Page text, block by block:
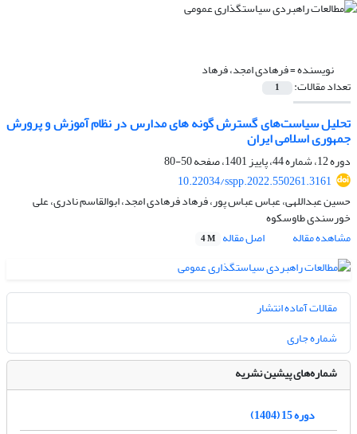
نویسنده =فرهادی امجد، فرهاد
تعداد مقالات: 1
تحلیل سیاست‌های‌ گسترش گونه های مدارس در نظام آموزش و پرورش
جمهوری اسلامی ایران
دوره 12، شماره 44، پاییز 1401، صفحه
50-80
10.22034/sspp.2022.550261.3161
حسین عبداللهی، عباس عباس پور، فرهاد فرهادی امجد، ابوالقاسم نادری، علی
خورسندی طاوسکوه
مشاهده مقاله
اصل مقاله 4 M
مقالات آماده انتشار
شماره جاری
شماره‌های پیشین نشریه
دوره 15 (1404)